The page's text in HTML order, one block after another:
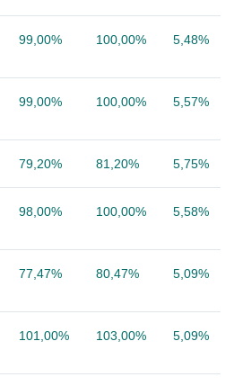
99,00% 100,00% 5,48%
99,00% 100,00% 5,57%
79,20% 81,20% 5,75%
98,00% 100,00% 5,58%
77,47% 80,47% 5,09%
101,00% 103,00% 5,09%